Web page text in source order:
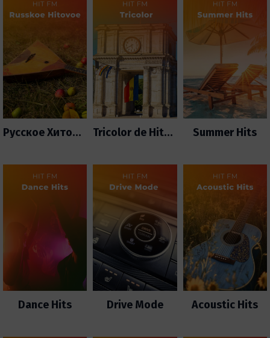
Русское Хитовое Tricolor de Hituri Summer Hits
Dance Hits Drive Mode Acoustic Hits